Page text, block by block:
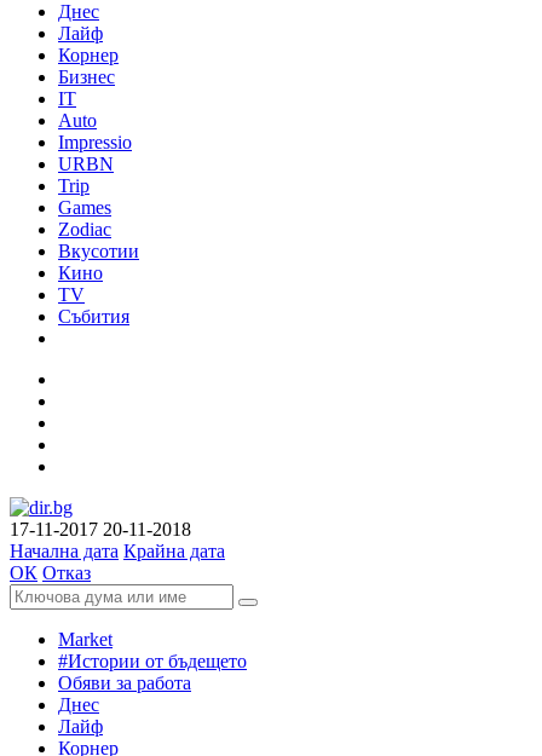
Днес
Лайф
Корнер
Бизнес
IT
Auto
Impressio
URBN
Trip
Games
Zodiac
Вкусотии
Кино
TV
Събития
17-11-2017 20-11-2018
Начална дата Крайна дата
ОК Отказ
Market
#Истории от бъдещето
Обяви за работа
Днес
Лайф
Корнер